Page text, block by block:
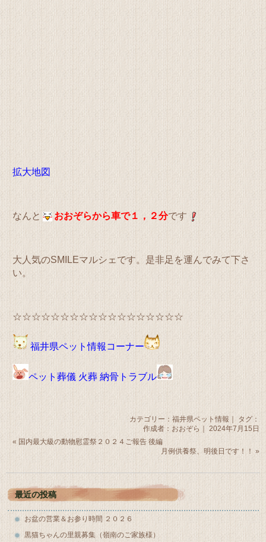
拡大地図
なんと おおぞらから車で１，２分です
大人気のSMILEマルシェです。是非足を運んでみて下さ
い。
☆☆☆☆☆☆☆☆☆☆☆☆☆☆☆☆☆☆
福井県ペット情報コーナー
ペット葬儀 火葬 納骨トラブル
カテゴリー： 福井県ペット情報 ｜ タグ：
作成者：おおぞら｜ 2024年7月15日
« 国内最大級の動物慰霊祭２０２４ご報告 後編
月例供養祭、明後日です！！ »
最近の投稿
お盆の営業＆お参り時間 ２０２６
黒猫ちゃんの里親募集（嶺南のご家族様）